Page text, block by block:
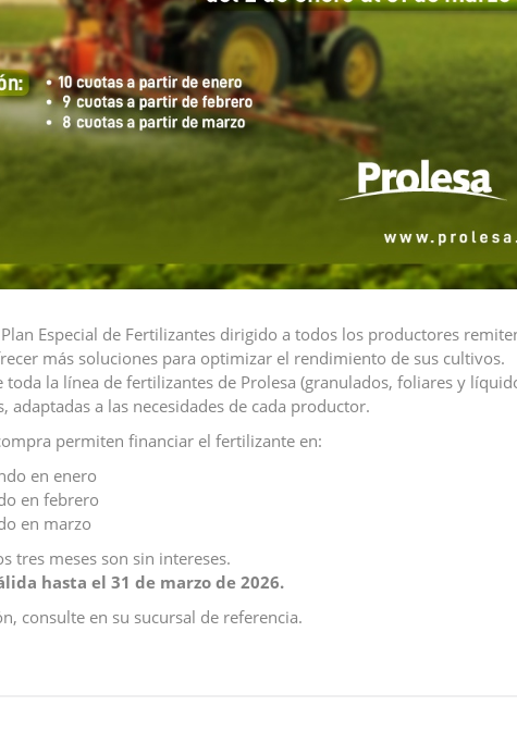
Especial de Fertilizantes dirigido a todos los productores
más soluciones para optimizar el rendimiento de sus cultivos.
toda la línea de fertilizantes de Prolesa (granulados, foliares y
adaptadas a las necesidades de cada productor.
permiten financiar el fertilizante en:
en enero
en febrero
en marzo
tres meses son sin intereses.
hasta el 31 de marzo de 2026.
consulte en su sucursal de referencia.